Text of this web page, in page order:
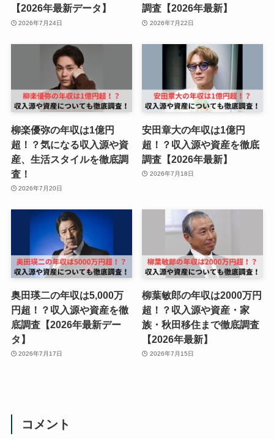
【2026年最新データ】
2026年7月24日
調査【2026年最新】
2026年7月22日
柳楽優弥の年収は1億円
超！？気になる収入源や資
産、生活スタイルを徹底調
査！
2026年7月20日
安田章大の年収は1億円
超！？収入源や資産を徹底
調査【2026年最新】
2026年7月18日
奥田瑛二の年収は5,000万
円超！？収入源や資産を徹
底調査【2026年最新デー
タ】
2026年7月17日
柳葉敏郎の年収は2000万円
超！？収入源や資産・家
族・秋田移住まで徹底調査
【2026年最新】
2026年7月15日
コメント